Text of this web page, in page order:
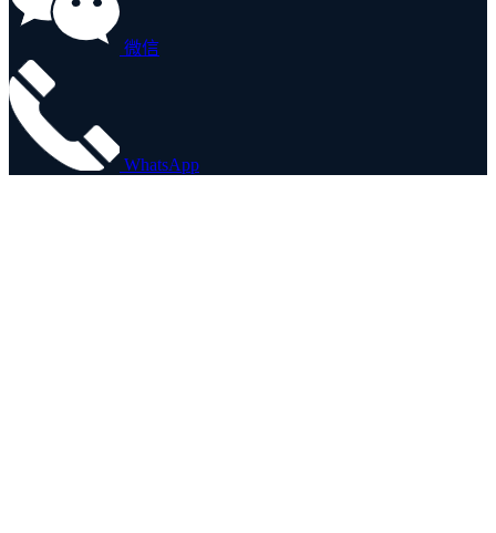
微信
WhatsApp